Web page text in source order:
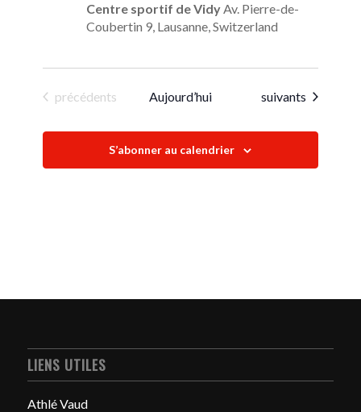
Centre sportif de VidyAv. Pierre-de-
Coubertin 9, Lausanne, Switzerland
Évènements
précédents Aujourd’hui Évènements
suivants
S’abonner au calendrier
LIENS UTILES
Athlé Vaud